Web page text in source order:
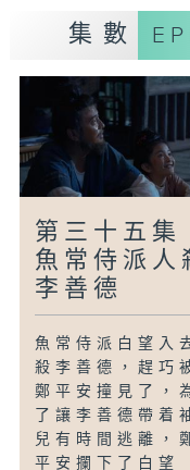
集數
第三十五集
魚常侍派人
李善德
魚常侍派白望入
殺李善德，趕巧
鄭平安撞見了，
了讓李善德帶着
兒有時間逃離，
平安攔下了白望